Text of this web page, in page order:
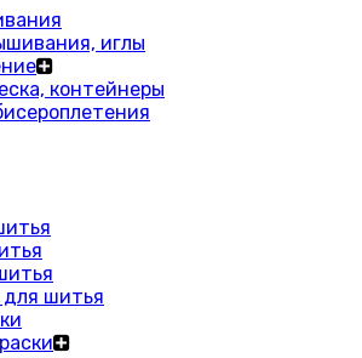
иглы
контейнеры
шитья